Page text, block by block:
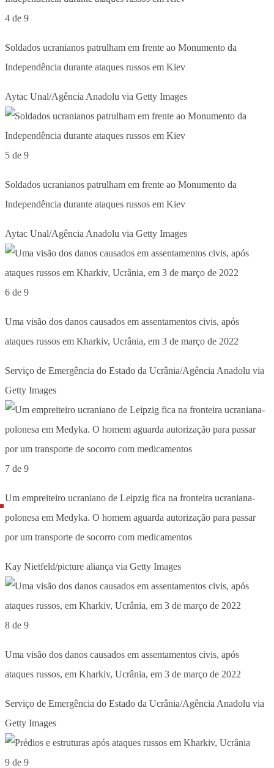
4 de 9
Soldados ucranianos patrulham em frente ao Monumento da
Independência durante ataques russos em Kiev
Aytac Unal/Agência Anadolu via Getty Images
5 de 9
Soldados ucranianos patrulham em frente ao Monumento da
Independência durante ataques russos em Kiev
Aytac Unal/Agência Anadolu via Getty Images
6 de 9
Uma visão dos danos causados em assentamentos civis, após
ataques russos em Kharkiv, Ucrânia, em 3 de março de 2022
Serviço de Emergência do Estado da Ucrânia/Agência Anadolu via
Getty Images
7 de 9
Um empreiteiro ucraniano de Leipzig fica na fronteira ucraniana-
polonesa em Medyka. O homem aguarda autorização para passar
por um transporte de socorro com medicamentos
Kay Nietfeld/picture aliança via Getty Images
8 de 9
Uma visão dos danos causados em assentamentos civis, após
ataques russos, em Kharkiv, Ucrânia, em 3 de março de 2022
Serviço de Emergência do Estado da Ucrânia/Agência Anadolu via
Getty Images
9 de 9